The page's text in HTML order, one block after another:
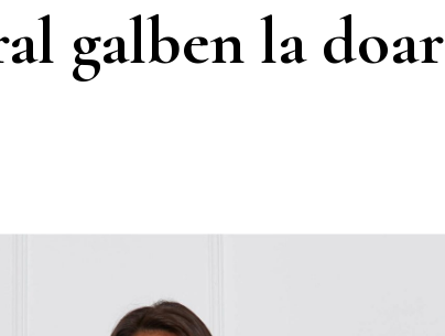
galben la doar